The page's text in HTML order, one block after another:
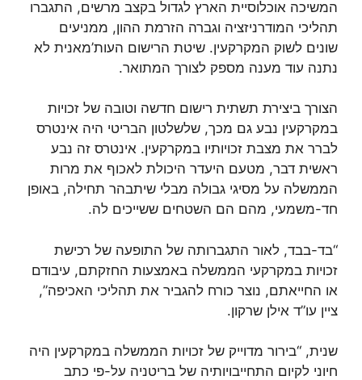
המשיכה אוכלוסיית הארץ לגדול בקצב מרשים, התגברו
תהליכי המודרניזציה וגברה הזרמת ההון, ממניעים
שונים לשוק המקרקעין. שיטת הרישום העות’מאנית לא
נתנה עוד מענה מספק לצורך המתואר.
הצורך ביצירת תשתית רישום חדשה וטובה של זכויות
במקרקעין נבע גם מכך, שלשלטון הבריטי היה אינטרס
לברר את מצבת זכויותיו במקרקעין. אינטרס זה נבע
ראשית דבר, מטעם היעדר היכולת לאכוף את מרות
הממשלה על מסיגי גבולה מבלי שיתבהר תחילה, באופן
חד-משמעי, מהם הם השטחים ששייכים לה.
“בד-בבד, לאור התגברותה של התופעה של רכישת
זכויות במקרקעי הממשלה באמצעות החזקתם, עיבודם
או החייאתם, נוצר כורח להגביר את תהליכי האכיפה”,
ציין עו”ד אילן שרקון.
שנית, “בירור מדוייק של זכויות הממשלה במקרקעין היה
חיוני לקיום התחייבויותיה של בריטניה על-פי כתב